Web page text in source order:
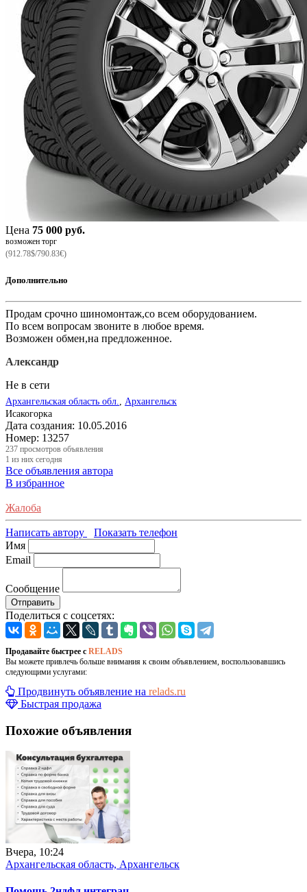
Цена 75 000 руб.
возможен торг
(912.78$/790.83€)
Дополнительно
Продам срочно шиномонтаж,со всем оборудованием.
По всем вопросам звоните в любое время.
Возможен обмен,на предложенное.
Александр
Не в сети
Архангельская область обл.
Архангельск
Исакогорка
Дата создания: 10.05.2016
Номер: 13257
237 просмотров объявления
1 из них сегодня
Все объявления автора
В избранное
Жалоба
Написать автору
Показать телефон
Имя
Email
Сообщение
Отправить
Поделиться с соцсетях:
Продавайте быстрее с RELADS
Вы можете привлечь больше внимания к своим объявлением, воспользовавшись
следующими услугами:
Продвинуть объявление на relads.ru
Быстрая продажа
Похожие объявления
Вчера, 10:24
Архангельская область, Архангельск